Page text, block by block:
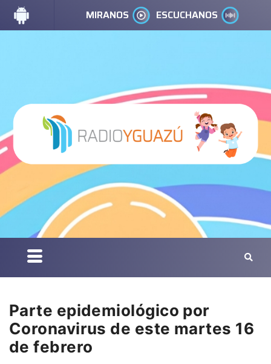
MIRANOS ESCUCHANOS
Parte epidemiológico por
Coronavirus de este martes 16
de febrero